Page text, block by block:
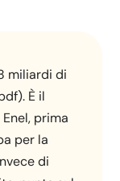
miliardi di
È il
prima
per la
di